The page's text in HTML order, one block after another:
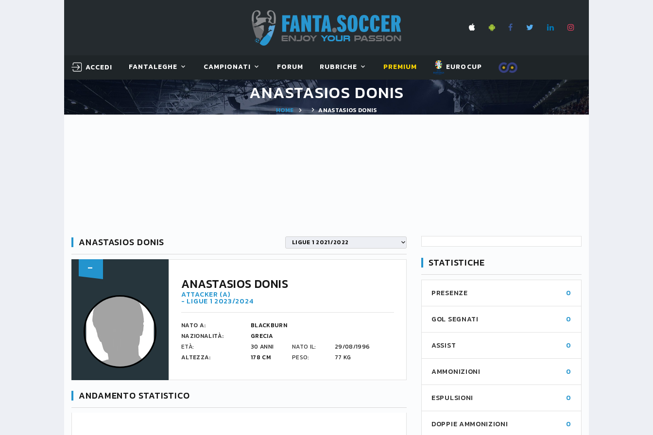
ACCEDI FANTALEGHE CAMPIONATI FORUM RUBRICHE PREMIUM EUROCUP
ANASTASIOS DONIS
HOME ANASTASIOS DONIS
ANASTASIOS DONIS LIGUE 1 2021/2022
-
ANASTASIOS DONIS
ATTACKER (A)
- LIGUE 1 2023/2024
NATO A:
BLACKBURN
NAZIONALITÀ:
GRECIA
ETÀ:
30 ANNI NATO IL:
29/08/1996
ALTEZZA:
178 CM PESO: 77 KG
ANDAMENTO STATISTICO
STATISTICHE
PRESENZE 0
GOL SEGNATI 0
ASSIST 0
AMMONIZIONI 0
ESPULSIONI 0
DOPPIE AMMONIZIONI 0